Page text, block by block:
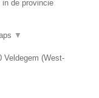
de provincie
▼
Veldegem (West-